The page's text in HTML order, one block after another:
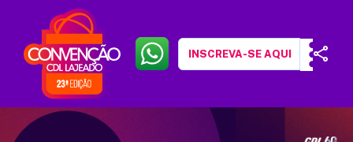
INSCREVA-SE AQUI